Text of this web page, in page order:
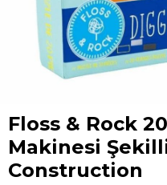
Floss & Rock
Makinesi
Construction